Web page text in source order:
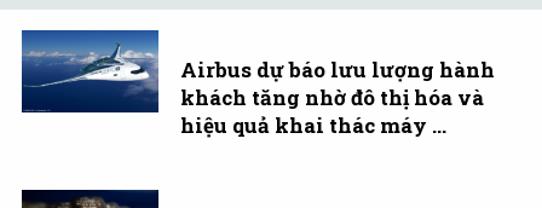
Airbus dự báo lưu lượng hành
khách tăng nhờ đô thị hóa và
hiệu quả khai thác máy ...